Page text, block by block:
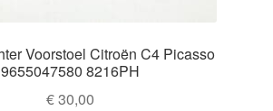
Voorstoel Citroën C4 Picasso
9655047580 8216PH
€30,00